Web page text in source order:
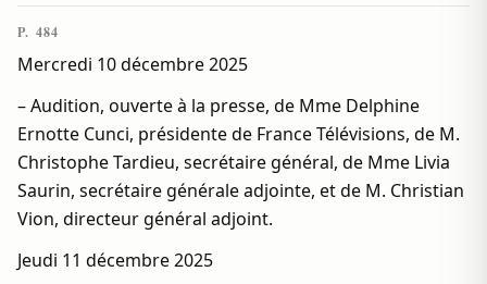
P. 484
Mercredi 10 décembre 2025
– Audition, ouverte à la presse, de Mme Delphine
Ernotte Cunci, présidente de France Télévisions, de M.
Christophe Tardieu, secrétaire général, de Mme Livia
Saurin, secrétaire générale adjointe, et de M. Christian
Vion, directeur général adjoint.
Jeudi 11 décembre 2025